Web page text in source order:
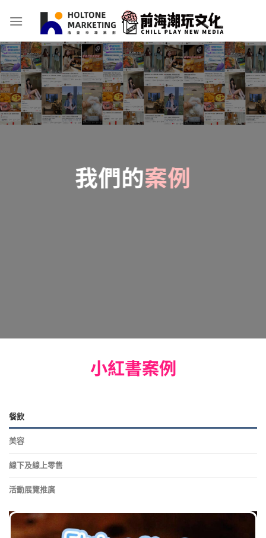
我們的案例
小紅書案例
餐飲
美容
線下及線上零售
活動展覽推廣